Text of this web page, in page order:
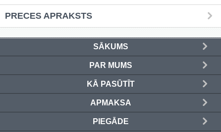
PRECES APRAKSTS
SĀKUMS
PAR MUMS
KĀ PASŪTĪT
APMAKSA
PIEGĀDE
Krāsošanas instrumenti (133)
Laivu dzinēji (12)
LED produkti (73)